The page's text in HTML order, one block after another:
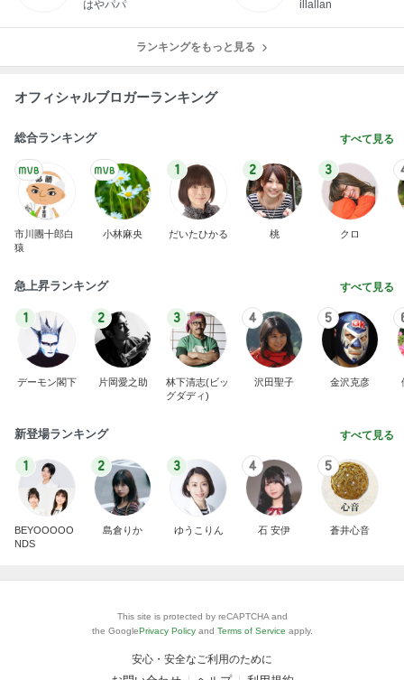
はやパパ illallan
ランキングをもっと見る
オフィシャルブロガーランキング
総合ランキング すべて見る
市川團十郎白
猿
小林麻央
1
だいたひかる
2
桃
3
クロ
急上昇ランキング すべて見る
1
デーモン閣下
2
片岡愛之助
3
林下清志(ビッ
グダディ)
4
沢田聖子
5
金沢克彦
新登場ランキング すべて見る
1
BEYOOOOO
NDS
2
島倉りか
3
ゆうこりん
4
石 安伊
5
蒼井心音
This site is protected by reCAPTCHA and
the GooglePrivacy Policy and Terms of Service apply.
安心・安全なご利用のために